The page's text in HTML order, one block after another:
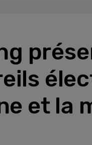
et la